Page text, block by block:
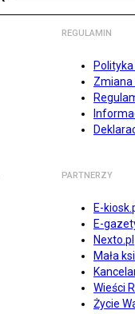
REGULAMIN
Zmiana
PARTNERZY
E-
E-
Nexto.pl
Mała
Wieści
Życie